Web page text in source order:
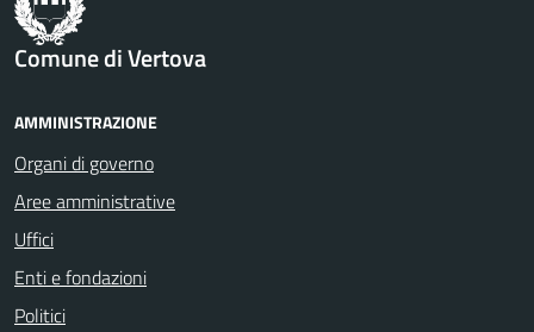
Comune di Vertova
AMMINISTRAZIONE
Organi di governo
Aree amministrative
Uffici
Enti e fondazioni
Politici